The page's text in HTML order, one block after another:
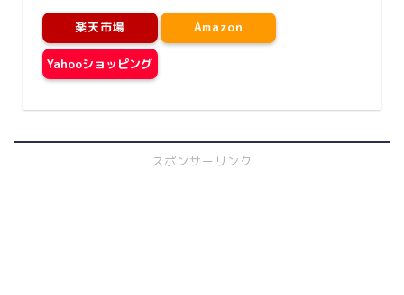
楽天市場 Amazon
Yahooショッピング
スポンサーリンク